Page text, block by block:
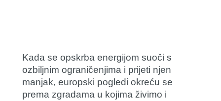
Kada se opskrba energijom suoči s
ozbiljnim ograničenjima i prijeti njen
manjak, europski pogledi okreću se
prema zgradama u kojima živimo i